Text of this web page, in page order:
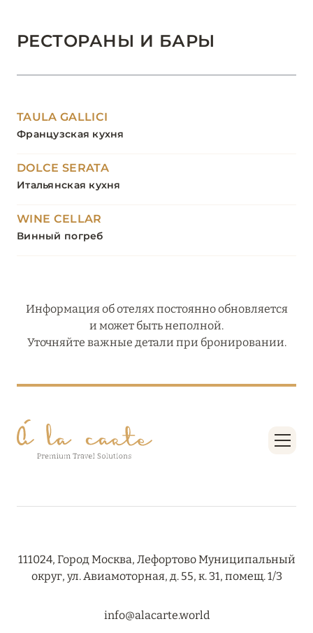
РЕСТОРАНЫ И БАРЫ
TAULA GALLICI
Французская кухня
DOLCE SERATA
Итальянская кухня
WINE CELLAR
Винный погреб
Информация об отелях постоянно обновляется
и может быть неполной.
Уточняйте важные детали при бронировании.
111024, Город Москва, Лефортово Муниципальный
округ, ул. Авиамоторная, д. 55, к. 31, помещ. 1/3
info@alacarte.world